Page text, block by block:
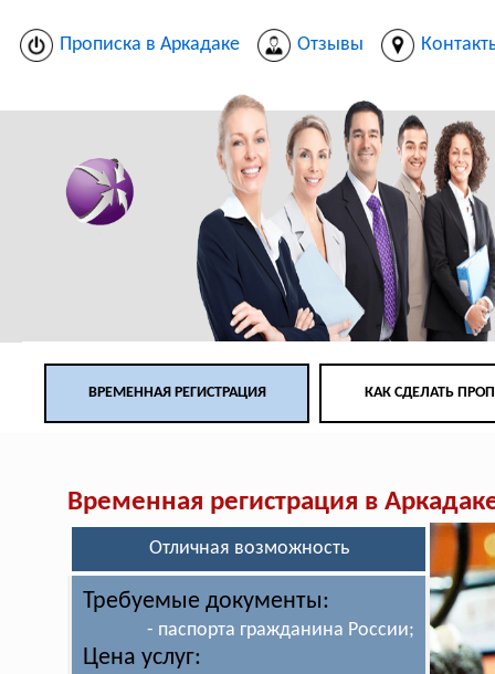
Прописка в Аркадаке Отзывы
ВРЕМЕННАЯ РЕГИСТРАЦИЯ КАК СДЕЛАТЬ
Временная регистрация в
Отличная возможность
Требуемые документы:
- паспорта гражданина России;
Цена услуг: